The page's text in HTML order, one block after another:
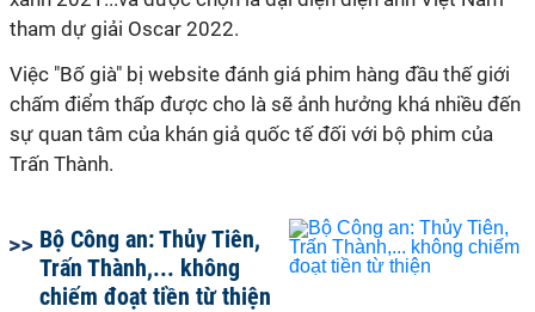
tham dự giải Oscar 2022.
Việc "Bố già" bị website đánh giá phim hàng đầu thế giới
chấm điểm thấp được cho là sẽ ảnh hưởng khá nhiều đến
sự quan tâm của khán giả quốc tế đối với bộ phim của
Trấn Thành.
Bộ Công an: Thủy Tiên,
Trấn Thành,... không
chiếm đoạt tiền từ thiện